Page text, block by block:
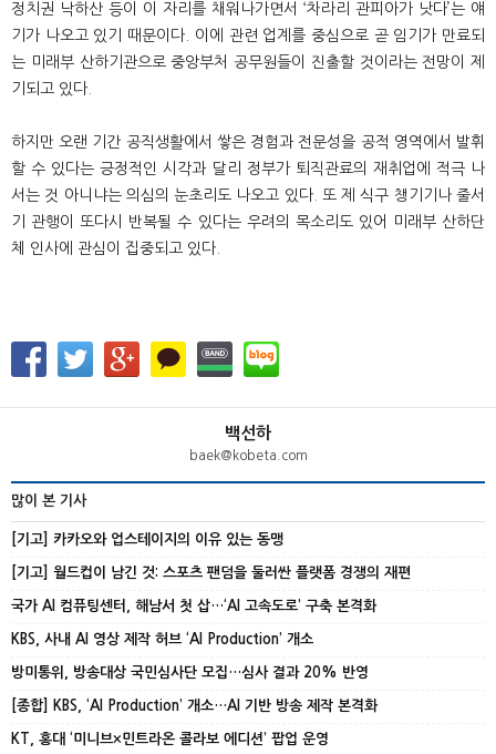
정치권 낙하산 등이 이 자리를 채워나가면서 ‘차라리 관피아가 낫다’는 얘
기가 나오고 있기 때문이다
이에 관련 업계를 중심으로 곧 임기가 만료되
는 미래부 산하기관으로 중앙부처 공무원들이 진출할 것이라는 전망이 제
기되고 있다
하지만 오랜 기간 공직생활에서 쌓은 경험과 전문성을 공적 영역에서 발휘
할 수 있다는 긍정적인 시각과 달리 정부가 퇴직관료의 재취업에 적극 나
서는 것 아니냐는 의심의 눈초리도 나오고 있다. 또 제 식구 챙기기나 줄서
기 관행이 또다시 반복될 수 있다는 우려의 목소리도 있어 미래부 산하단
체 인사에 관심이 집중되고 있다
백선하
baek@kobeta.com
많이 본 기사
[기고] 카카오와 업스테이지의 이유 있는 동맹
[기고] 월드컵이 남긴 것: 스포츠 팬덤을 둘러싼 플랫폼 경쟁의 재편
국가 AI 컴퓨팅센터, 해남서 첫 삽…‘AI 고속도로’ 구축 본격화
KBS, 사내 AI 영상 제작 허브 ‘AI Production’ 개소
방미통위, 방송대상 국민심사단 모집…심사 결과 20% 반영
[종합] KBS, ‘AI Production’ 개소…AI 기반 방송 제작 본격화
KT, 홍대 ‘미니브×민트라온 콜라보 에디션’ 팝업 운영